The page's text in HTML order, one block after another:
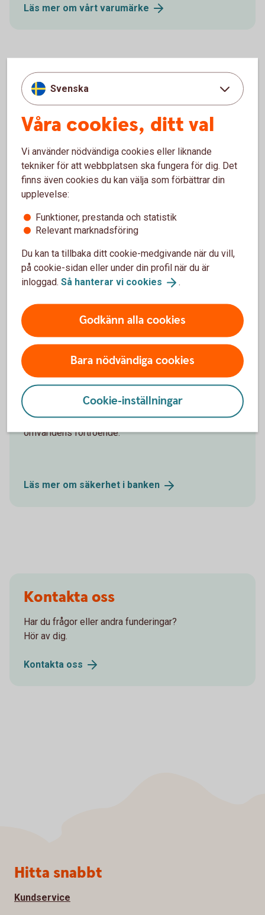
Läs mer om vårt varumärke
Banken i samhället
oss i det lokala samhällslivet i form av stöd till
Läs mer om banken isamhället
Vårt miljöarbete
Som en del i ett lokalsamhälle vill Sparbanken Spira
bidra till en hållbar samhällsutveckling.
Läs mer om vårtmiljöarbete
Säkerhet
Banken är för sin verksamhet beroende av
omvärldens förtroende.
Läs mer om säkerhet i banken
Kontakta oss
Har du frågor eller andra funderingar?
Hör av dig.
Kontakta oss
Svenska
Våra cookies, ditt val
Vi använder nödvändiga cookies eller liknande
tekniker för att webbplatsen ska fungera för dig. Det
finns även cookies du kan välja som förbättrar din
upplevelse:
Funktioner, prestanda och statistik
Relevant marknadsföring
Du kan ta tillbaka ditt cookie-medgivande när du vill,
på cookie-sidan eller under din profil när du är
inloggad. Så hanterar vi cookies .
Godkänn alla cookies
Bara nödvändiga cookies
Cookie-inställningar
Sidfot
Hitta snabbt
Kundservice